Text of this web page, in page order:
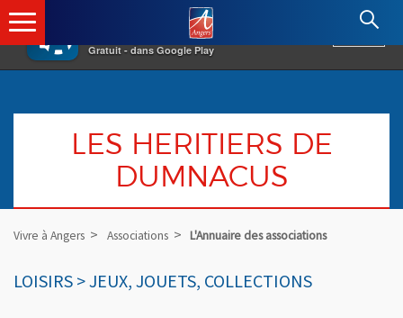
×
Gratuit - dans Google Play
Angers.fr : Retour à l'accueil
LES HERITIERS DE
DUMNACUS
Vivre à Angers Associations L'Annuaire des associations
LOISIRS > JEUX, JOUETS, COLLECTIONS